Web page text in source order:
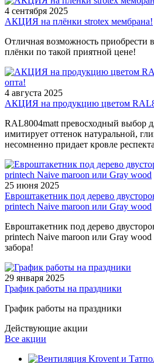
4 сентября 2025
АКЦИЯ на плёнки strotex мембрана!
Отличная возможность приобрести
плёнки по такой приятной цене!
4 августа 2025
АКЦИЯ на продукцию цветом
RAL8004matt превосходный выбор
имитирует оттенок натуральной,
несомненно придает кровле
25 июня 2025
Евроштакетник под дерево
printech Naive maroon или Gray wood
Евроштакетник под дерево
printech Naive maroon или Gray
забора!
29 января 2025
График работы на праздники
График работы на праздники
Действующие акции
Все акции